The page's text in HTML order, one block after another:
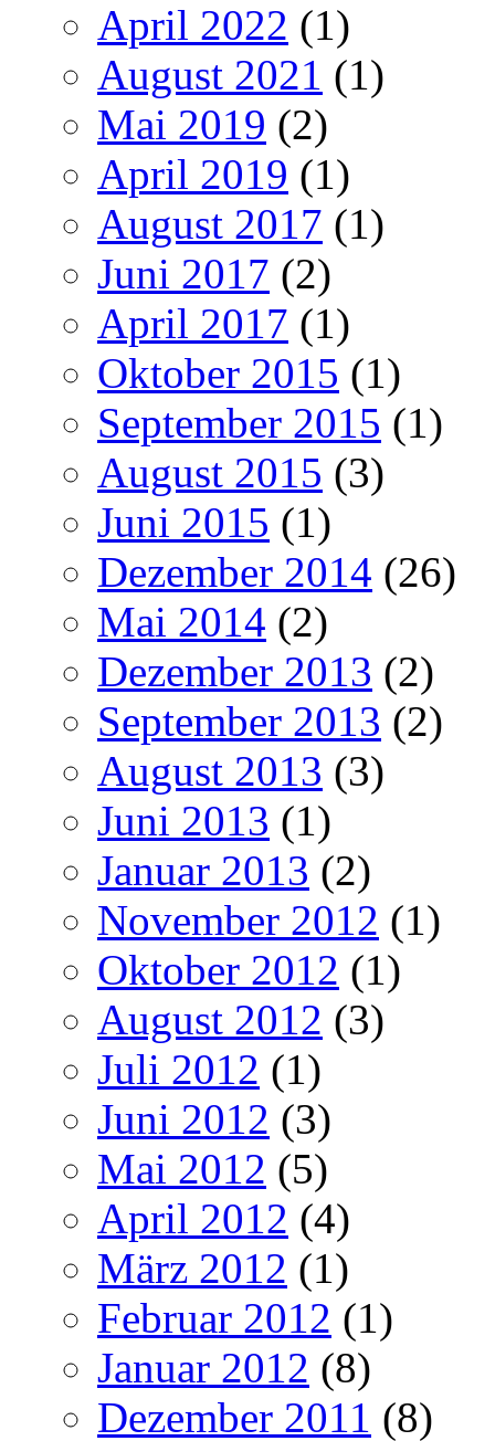
April 2022 (1)
August 2021 (1)
Mai 2019 (2)
April 2019 (1)
August 2017 (1)
Juni 2017 (2)
April 2017 (1)
Oktober 2015 (1)
September 2015 (1)
August 2015 (3)
Juni 2015 (1)
Dezember 2014 (26)
Mai 2014 (2)
Dezember 2013 (2)
September 2013 (2)
August 2013 (3)
Juni 2013 (1)
Januar 2013 (2)
November 2012 (1)
Oktober 2012 (1)
August 2012 (3)
Juli 2012 (1)
Juni 2012 (3)
Mai 2012 (5)
April 2012 (4)
März 2012 (1)
Februar 2012 (1)
Januar 2012 (8)
Dezember 2011 (8)